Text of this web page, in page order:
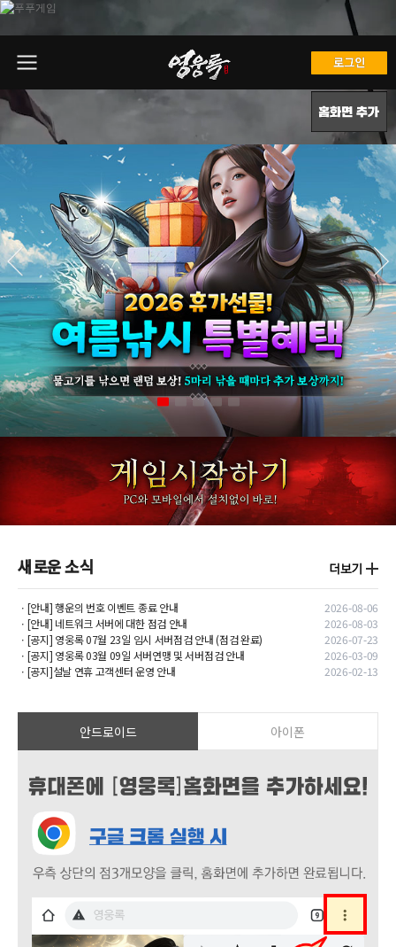
새로운 소식
ㆍ[안내] 행운의 번호 이벤트 종료 안내
2026-08-06
ㆍ[안내] 네트워크 서버에 대한 점검 안내
2026-08-03
ㆍ[공지] 영웅록 07월 23일 임시 서버점검 안내 (점검 완료)
2026-07-23
ㆍ[공지] 영웅록 03월 09일 서버연맹 및 서버점검 안내
2026-03-09
ㆍ[공지]설날 연휴 고객센터 운영 안내
2026-02-13
안드로이드 아이폰